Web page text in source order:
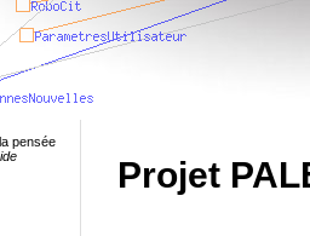
pensée
Projet